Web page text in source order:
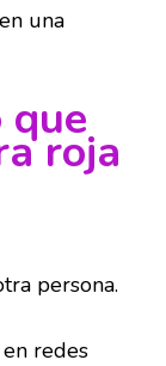
una
que
roja
persona.
redes